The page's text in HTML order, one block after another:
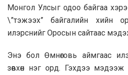
Монгол Улсыг одоо байгаа
\”тэжээх” байгалийн хийн
илэрснийг Оросын сайтаас
Энэ бол Өмнөговь аймгаас
зөвхөн нэг орд. Гэхдээ